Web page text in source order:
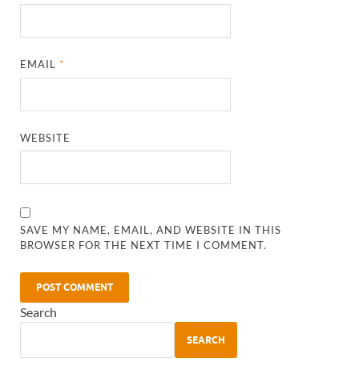
EMAIL*
WEBSITE
SAVE MY NAME, EMAIL, AND WEBSITE IN THIS
BROWSER FOR THE NEXT TIME I COMMENT.
Search
SEARCH